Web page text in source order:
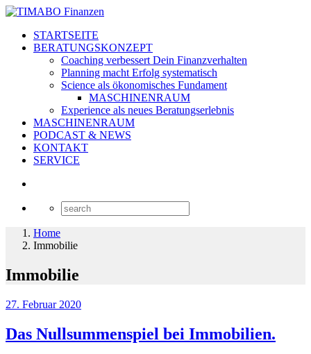
STARTSEITE
BERATUNGSKONZEPT
Coaching verbessert Dein Finanzverhalten
Planning macht Erfolg systematisch
Science als ökonomisches Fundament
MASCHINENRAUM
Experience als neues Beratungserlebnis
MASCHINENRAUM
PODCAST & NEWS
KONTAKT
SERVICE
Home
Immobilie
Immobilie
27. Februar 2020
Das Nullsummenspiel bei Immobilien.